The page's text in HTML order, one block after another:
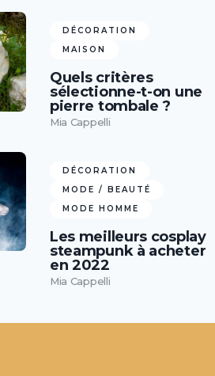
DÉCORATION
MAISON
Quels critères
sélectionne-t-on une
pierre tombale ?
Mia Cappelli
DÉCORATION
MODE / BEAUTÉ
MODE HOMME
Les meilleurs cosplay
steampunk à acheter
en 2022
Mia Cappelli